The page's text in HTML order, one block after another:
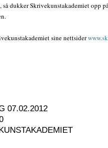
så dukker Skrivekunstakademiet opp
sine nettsider
07.02.2012